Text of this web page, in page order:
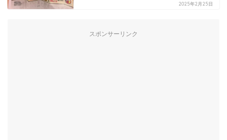
2025年2月25日
スポンサーリンク